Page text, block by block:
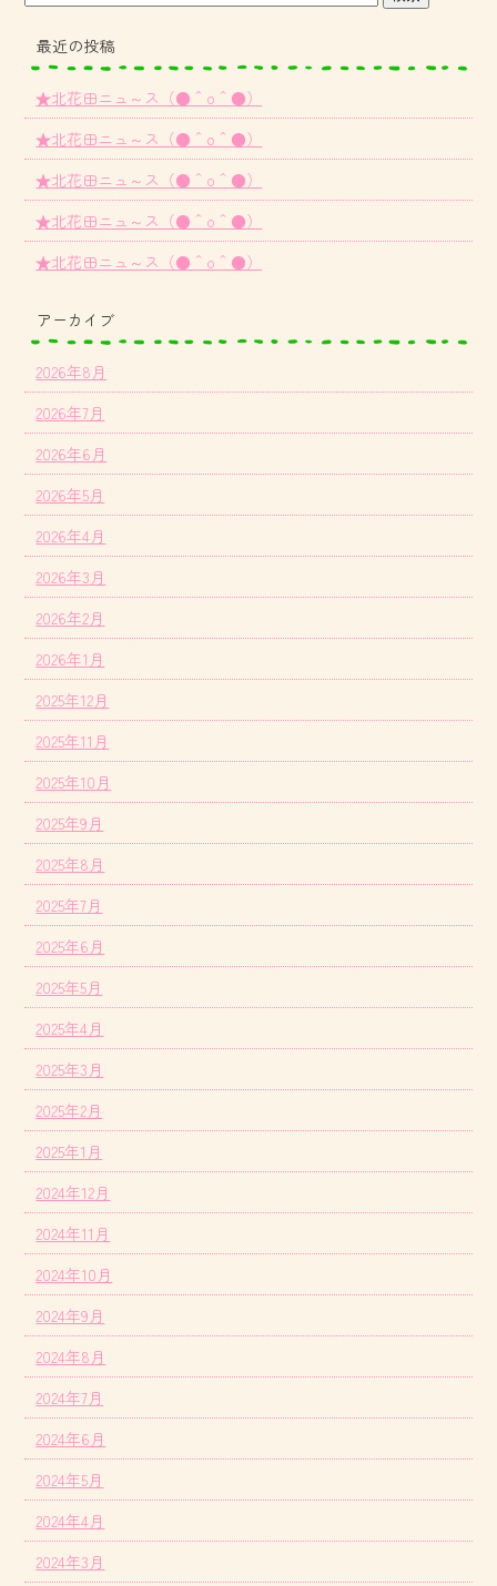
最近の投稿
★北花田ニュ～ス（●＾o＾●）
★北花田ニュ～ス（●＾o＾●）
★北花田ニュ～ス（●＾o＾●）
★北花田ニュ～ス（●＾o＾●）
★北花田ニュ～ス（●＾o＾●）
アーカイブ
2026年8月
2026年7月
2026年6月
2026年5月
2026年4月
2026年3月
2026年2月
2026年1月
2025年12月
2025年11月
2025年10月
2025年9月
2025年8月
2025年7月
2025年6月
2025年5月
2025年4月
2025年3月
2025年2月
2025年1月
2024年12月
2024年11月
2024年10月
2024年9月
2024年8月
2024年7月
2024年6月
2024年5月
2024年4月
2024年3月